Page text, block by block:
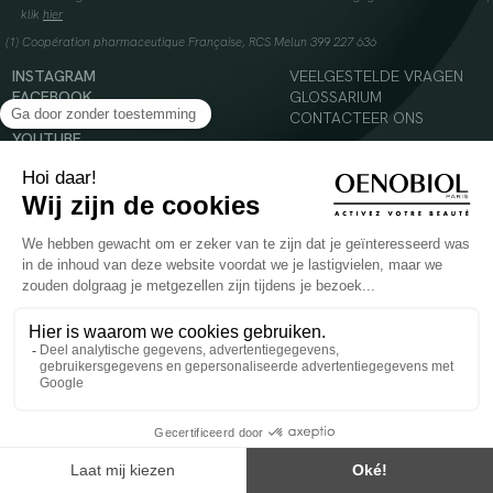
klik hier
(1) Coopération pharmaceutique Française, RCS Melun 399 227 636
INSTAGRAM
FACEBOOK
TIKTOK
YOUTUBE
VEELGESTELDE VRAGEN
GLOSSARIUM
CONTACTEER ONS
Voedingssupplement dat moet worden geconsumeerd als onderdeel van een gevarieerde,
evenwichtige voeding en een gezonde levensstijl. Aanbevolen dagelijkse dosis niet
overschrijden. Enkel voor volwassenen, buiten het bereik van kinderen houden.